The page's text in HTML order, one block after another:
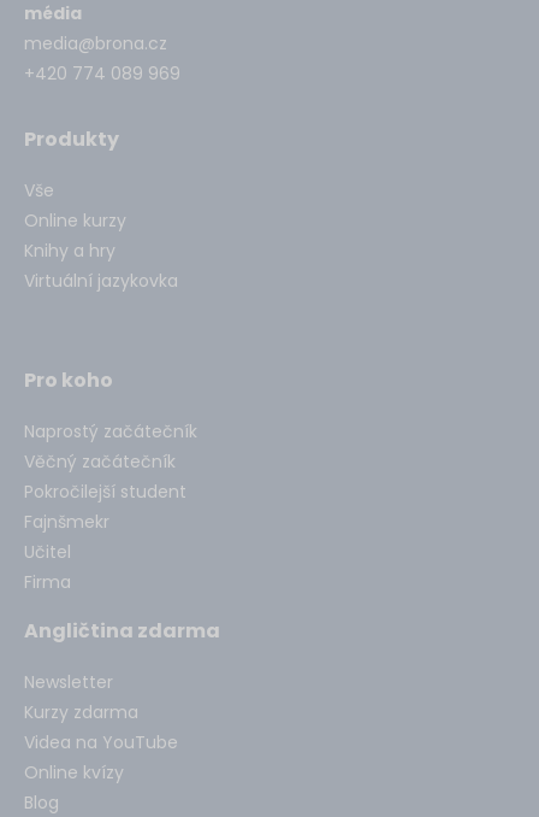
média
media@brona.cz
+420 774 089 969
Produkty
Vše
Online kurzy
Knihy a hry
Virtuální jazykovka
Pro koho
Naprostý začátečník
Věčný začátečník
Pokročilejší student
Fajnšmekr
Učitel
Firma
Angličtina zdarma
Newsletter
Kurzy zdarma
Videa na YouTube
Online kvízy
Blog